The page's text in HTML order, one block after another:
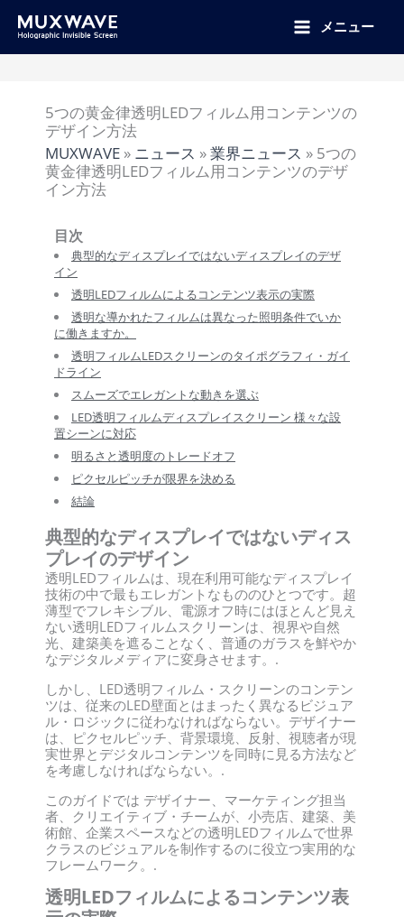
メニュー
5つの黄金律透明LEDフィルム用コンテンツの
デザイン方法
MUXWAVE » ニュース »業界ニュース » 5つの
黄金律透明LEDフィルム用コンテンツのデザ
イン方法
目次
典型的なディスプレイではないディスプレイのデザ
イン
透明LEDフィルムによるコンテンツ表示の実際
透明な導かれたフィルムは異なった照明条件でいか
に働きますか。
透明フィルムLEDスクリーンのタイポグラフィ・ガイ
ドライン
スムーズでエレガントな動きを選ぶ
LED透明フィルムディスプレイスクリーン 様々な設
置シーンに対応
明るさと透明度のトレードオフ
ピクセルピッチが限界を決める
結論
典型的なディスプレイではないディス
プレイのデザイン
透明LEDフィルムは、現在利用可能なディスプレイ
技術の中で最もエレガントなもののひとつです。超
薄型でフレキシブル、電源オフ時にはほとんど見え
ない透明LEDフィルムスクリーンは、視界や自然
光、建築美を遮ることなく、普通のガラスを鮮やか
なデジタルメディアに変身させます。.
しかし、LED透明フィルム・スクリーンのコンテン
ツは、従来のLED壁面とはまったく異なるビジュア
ル・ロジックに従わなければならない。デザイナー
は、ピクセルピッチ、背景環境、反射、視聴者が現
実世界とデジタルコンテンツを同時に見る方法など
を考慮しなければならない。.
このガイドでは デザイナー、マーケティング担当
者、クリエイティブ・チームが、小売店、建築、美
術館、企業スペースなどの透明LEDフィルムで世界
クラスのビジュアルを制作するのに役立つ実用的な
フレームワーク。.
透明LEDフィルムによるコンテンツ表